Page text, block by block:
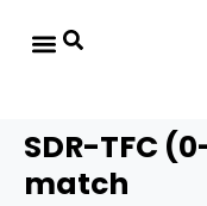
SDR-TFC
match